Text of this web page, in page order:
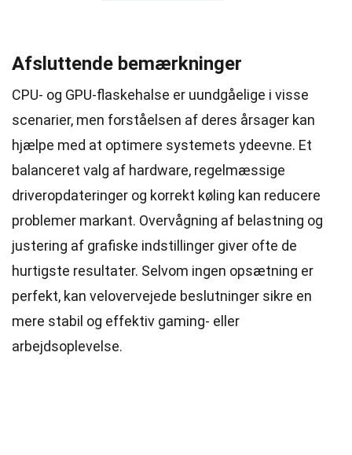
Afsluttende bemærkninger
CPU- og GPU-flaskehalse er uundgåelige i visse
scenarier, men forståelsen af deres årsager kan
hjælpe med at optimere systemets ydeevne. Et
balanceret valg af hardware, regelmæssige
driveropdateringer og korrekt køling kan reducere
problemer markant. Overvågning af belastning og
justering af grafiske indstillinger giver ofte de
hurtigste resultater. Selvom ingen opsætning er
perfekt, kan velovervejede beslutninger sikre en
mere stabil og effektiv gaming- eller
arbejdsoplevelse.